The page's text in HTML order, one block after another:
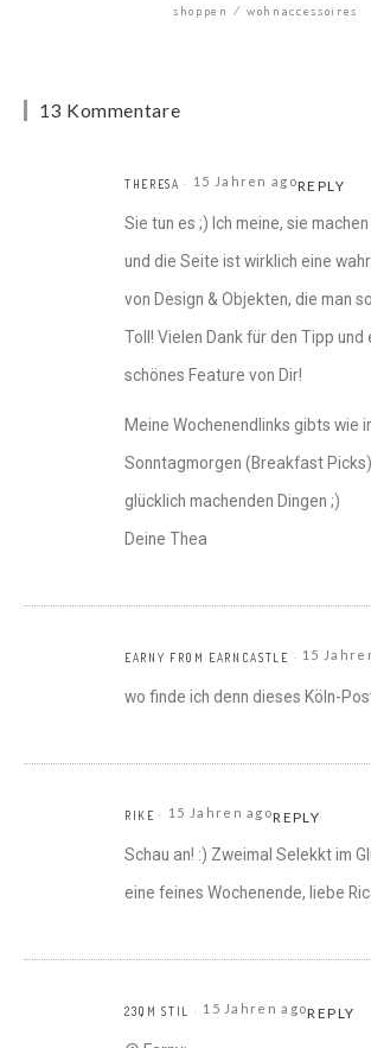
shoppen wohnaccessoires
13 Kommentare
THERESA 15 Jahren agoREPLY
Sie tun es ;) Ich meine, sie
und die Seite ist wirklich eine
von Design & Objekten, die man
Toll! Vielen Dank für den Tipp und
schönes Feature von Dir!
Meine Wochenendlinks gibts wie
Sonntagmorgen (Breakfast
glücklich machenden Dingen ;)
Deine Thea
EARNY FROM EARNCASTLE 15
wo finde ich denn dieses Köln-
RIKE 15 Jahren agoREPLY
Schau an! :) Zweimal Selekkt im
eine feines Wochenende, liebe
23QM STIL 15 Jahren agoREPLY